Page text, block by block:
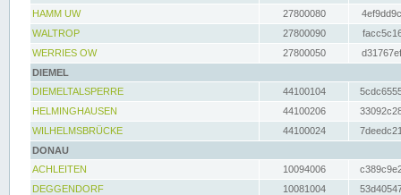
HAMM UW
27800080
WALTROP
27800090
WERRIES OW
27800050
DIEMEL
DIEMELTALSPERRE
44100104
HELMINGHAUSEN
44100206
WILHELMSBRÜCKE
44100024
DONAU
ACHLEITEN
10094006
DEGGENDORF
10081004